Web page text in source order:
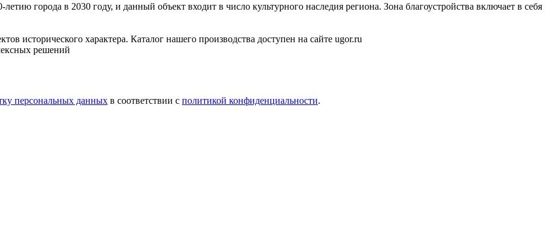
города в 2030 году, и данный объект входит в число культурного наследия региона. Зона благоустройства включает в себя
характера. Каталог нашего производства доступен на сайте ugor.ru
решений
персональных данных в соответствии с политикой конфиденциальности.